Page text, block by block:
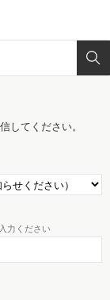
してください。
力ください